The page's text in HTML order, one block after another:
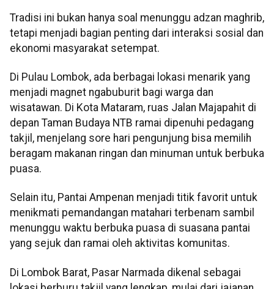
Tradisi ini bukan hanya soal menunggu adzan maghrib,
tetapi menjadi bagian penting dari interaksi sosial dan
ekonomi masyarakat setempat.
Di Pulau Lombok, ada berbagai lokasi menarik yang
menjadi magnet ngabuburit bagi warga dan
wisatawan. Di Kota Mataram, ruas Jalan Majapahit di
depan Taman Budaya NTB ramai dipenuhi pedagang
takjil, menjelang sore hari pengunjung bisa memilih
beragam makanan ringan dan minuman untuk berbuka
puasa.
Selain itu, Pantai Ampenan menjadi titik favorit untuk
menikmati pemandangan matahari terbenam sambil
menunggu waktu berbuka puasa di suasana pantai
yang sejuk dan ramai oleh aktivitas komunitas.
Di Lombok Barat, Pasar Narmada dikenal sebagai